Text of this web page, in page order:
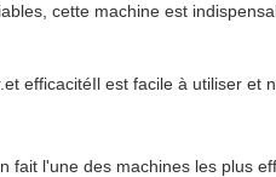
cette machine est
efficacitéIl est facile à utiliser et
l'une des machines les plus